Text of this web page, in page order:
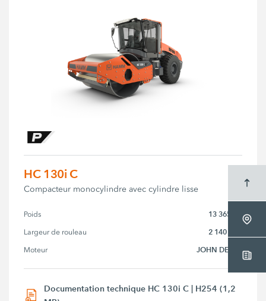
HC 130i C
Compacteur monocylindre avec cylindre lisse
Poids 13 365 kg
Largeur de rouleau 2 140 mm
Moteur JOHN DEERE
Documentation technique HC 130i C | H254 (1,2